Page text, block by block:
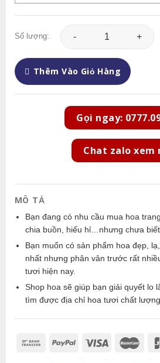
Số lượng: Giỏ Hoa - GH060 số
Thêm Vào Giỏ Hàng
Gọi ngay:
Chat zalo xem
MÔ TẢ
Bạn đang có nhu cầu mua hoa
chia buồn, hiếu hỉ…nhưng chưa
Bạn muốn có sản phẩm hoa đẹp,
nhất nhưng phân vân trước rất
tươi hiện nay.
Shop hoa sẽ giúp bạn giải quyết lo
tìm được địa chỉ hoa tươi chất